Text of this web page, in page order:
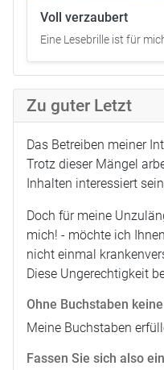
Voll verzaubert
Eine Lesebrille ist für
Zu guter Letzt
Das Betreiben meiner
Trotz dieser Mängel
Inhalten interessiert
Doch für meine
mich! - möchte ich
nicht einmal
Diese Ungerechtigkeit
Ohne Buchstaben
Meine Buchstaben
Fassen Sie sich also